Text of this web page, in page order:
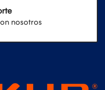
nosotros